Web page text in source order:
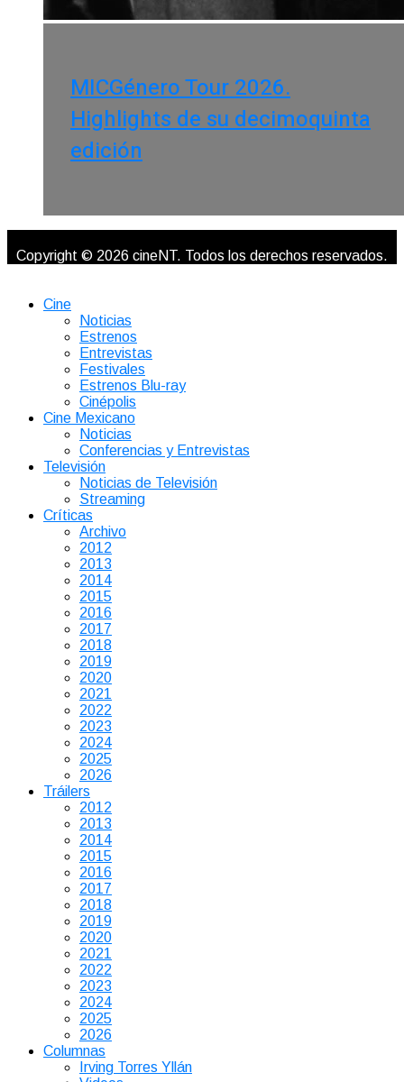
MICGénero Tour 2026.
Highlights de su decimoquinta
edición
Copyright © 2026 cineNT. Todos los derechos reservados.
Cine
Noticias
Estrenos
Entrevistas
Festivales
Estrenos Blu-ray
Cinépolis
Cine Mexicano
Noticias
Conferencias y Entrevistas
Televisión
Noticias de Televisión
Streaming
Críticas
Archivo
2012
2013
2014
2015
2016
2017
2018
2019
2020
2021
2022
2023
2024
2025
2026
Tráilers
2012
2013
2014
2015
2016
2017
2018
2019
2020
2021
2022
2023
2024
2025
2026
Columnas
Irving Torres Yllán